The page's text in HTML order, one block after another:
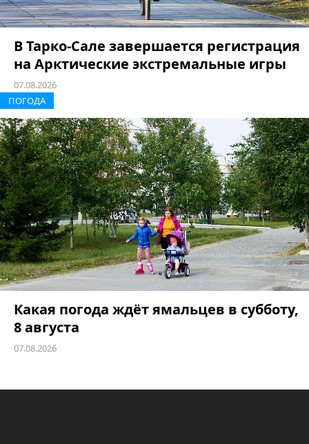
В Тарко-Сале завершается регистрация
на Арктические экстремальные игры
07.08.2026
ПОГОДА
Какая погода ждёт ямальцев в субботу,
8 августа
07.08.2026